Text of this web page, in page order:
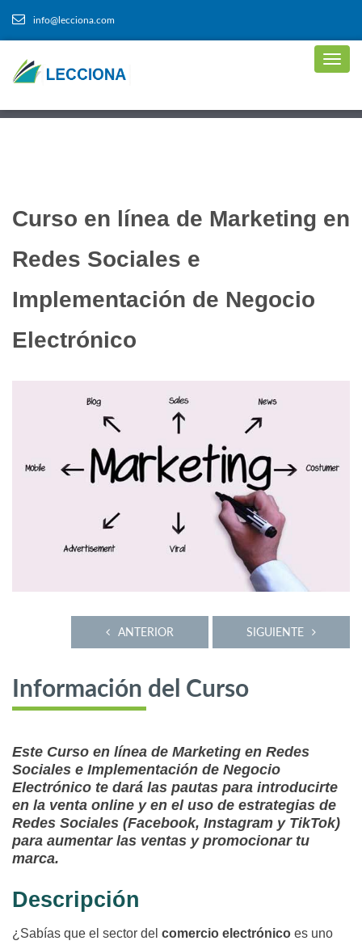
info@lecciona.com
Curso en línea de Marketing en
Redes Sociales e
Implementación de Negocio
Electrónico
SIGUIENTE
ANTERIOR
Información del Curso
Este Curso en línea de Marketing en Redes
Sociales e Implementación de Negocio
Electrónico te dará las pautas para introducirte
en la venta online y en el uso de estrategias de
Redes Sociales (Facebook, Instagram y TikTok)
para aumentar las ventas y promocionar tu
marca.
Descripción
¿Sabías que el sector del comercio electrónico es uno